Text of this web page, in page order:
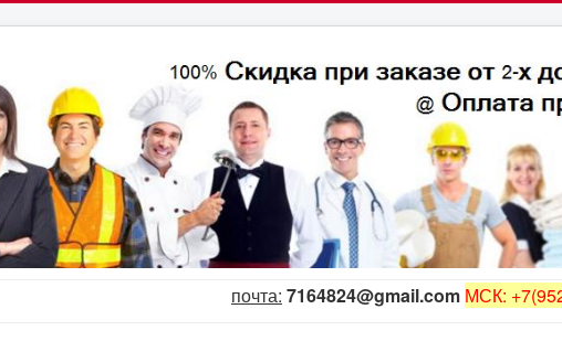
почта: 7164824@gmail.com МСК: